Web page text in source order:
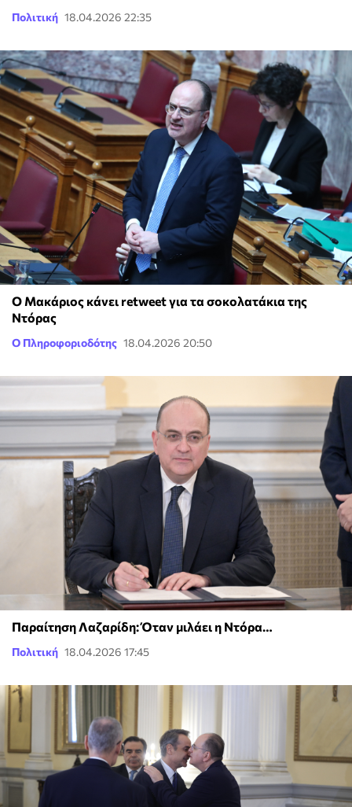
Πολιτική 18.04.2026 22:35
Ο Μακάριος κάνει retweet για τα σοκολατάκια της
Ντόρας
Ο Πληροφοριοδότης 18.04.2026 20:50
Παραίτηση Λαζαρίδη: Όταν μιλάει η Ντόρα…
Πολιτική 18.04.2026 17:45